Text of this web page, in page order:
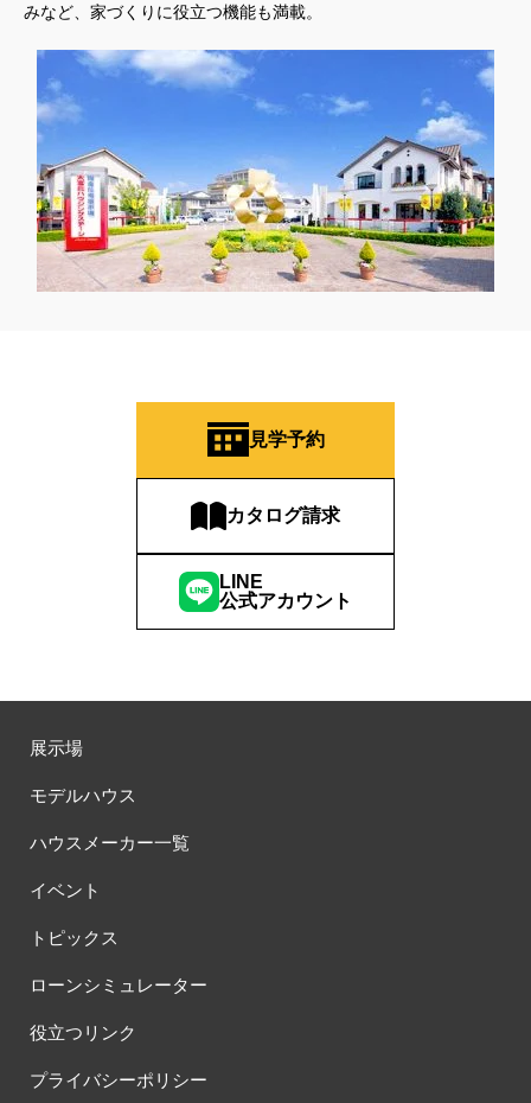
みなど、家づくりに役立つ機能も満載。
見学予約
カタログ請求
LINE
公式アカウント
展示場
モデルハウス
ハウスメーカー一覧
イベント
トピックス
ローンシミュレーター
役立つリンク
プライバシーポリシー